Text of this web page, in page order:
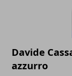
Davide
azzurro